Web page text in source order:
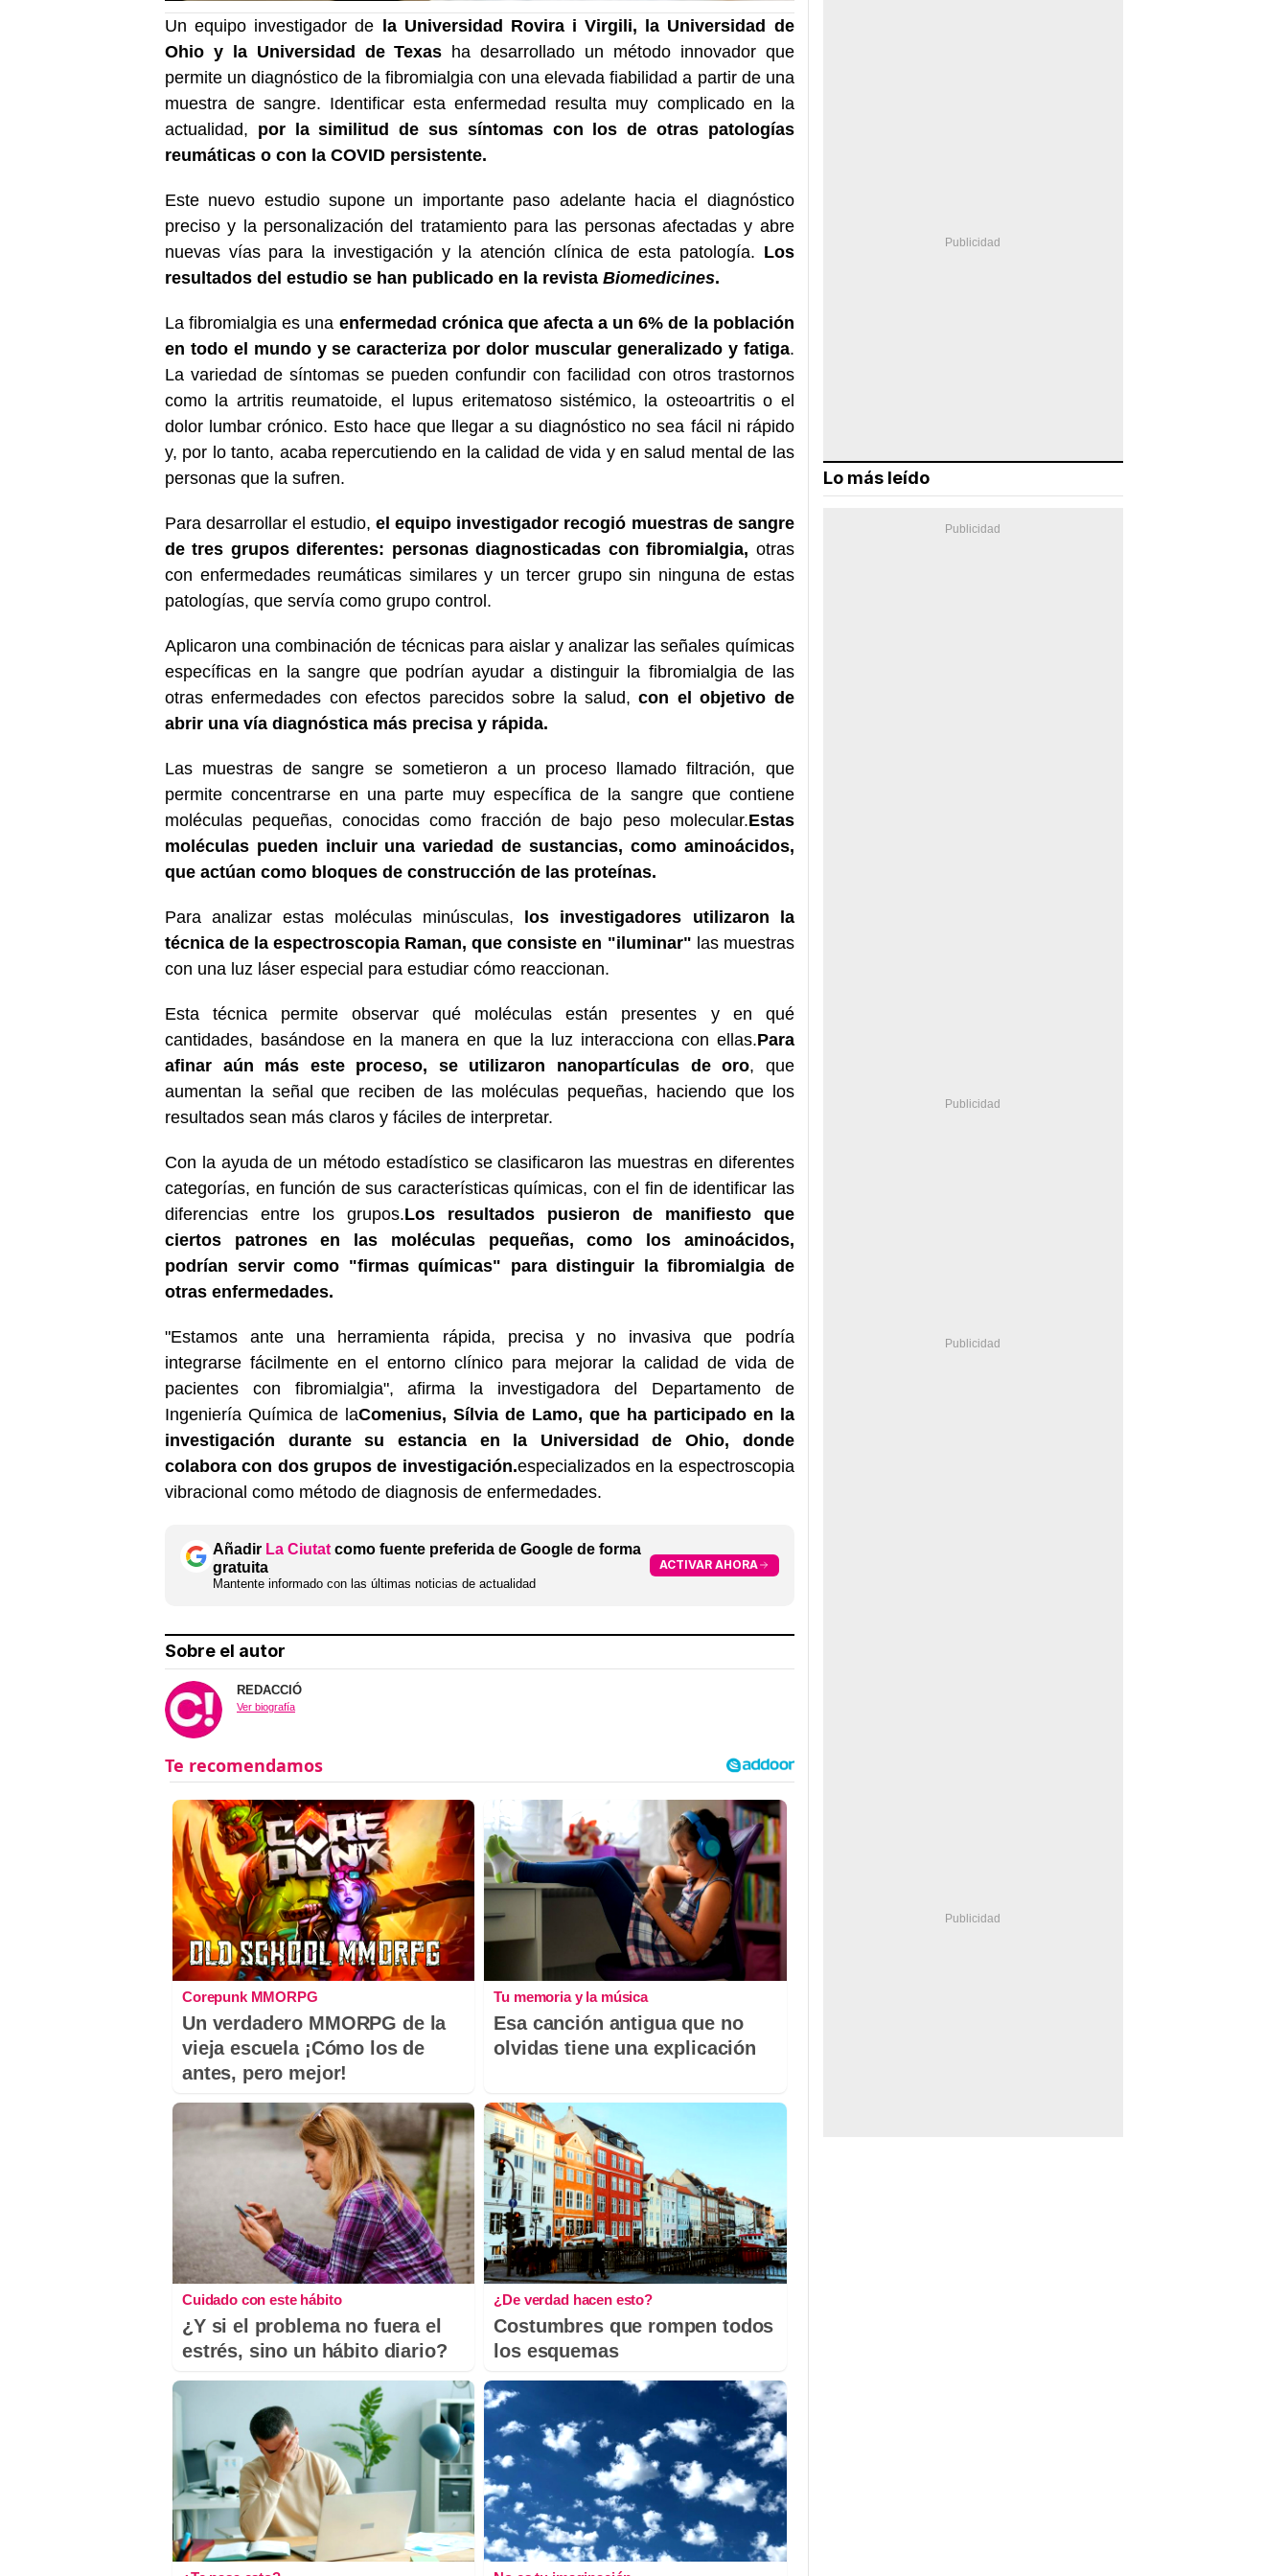
Un equipo investigador de la Universidad Rovira i Virgili, la Universidad de
Ohio y la Universidad de Texas ha desarrollado un método innovador que
permite un diagnóstico de la fibromialgia con una elevada fiabilidad a partir de una
muestra de sangre. Identificar esta enfermedad resulta muy complicado en la
actualidad, por la similitud de sus síntomas con los de otras patologías
reumáticas o con la COVID persistente.
Este nuevo estudio supone un importante paso adelante hacia el diagnóstico
preciso y la personalización del tratamiento para las personas afectadas y abre
nuevas vías para la investigación y la atención clínica de esta patología. Los
resultados del estudio se han publicado en la revista Biomedicines.
La fibromialgia es una enfermedad crónica que afecta a un 6% de la población
en todo el mundo y se caracteriza por dolor muscular generalizado y fatiga.
La variedad de síntomas se pueden confundir con facilidad con otros trastornos
como la artritis reumatoide, el lupus eritematoso sistémico, la osteoartritis o el
dolor lumbar crónico. Esto hace que llegar a su diagnóstico no sea fácil ni rápido
y, por lo tanto, acaba repercutiendo en la calidad de vida y en salud mental de las
personas que la sufren.
Para desarrollar el estudio,el equipo investigador recogió muestras de sangre
de tres grupos diferentes: personas diagnosticadas con fibromialgia, otras
con enfermedades reumáticas similares y un tercer grupo sin ninguna de estas
patologías, que servía como grupo control.
Aplicaron una combinación de técnicas para aislar y analizar las señales químicas
específicas en la sangre que podrían ayudar a distinguir la fibromialgia de las
otras enfermedades con efectos parecidos sobre la salud,con el objetivo de
abrir una vía diagnóstica más precisa y rápida.
Las muestras de sangre se sometieron a un proceso llamado filtración, que
permite concentrarse en una parte muy específica de la sangre que contiene
moléculas pequeñas, conocidas como fracción de bajo peso molecular.Estas
moléculas pueden incluir una variedad de sustancias, como aminoácidos,
que actúan como bloques de construcción de las proteínas.
Para analizar estas moléculas minúsculas, los investigadores utilizaron la
técnica de la espectroscopia Raman, que consiste en "iluminar" las muestras
con una luz láser especial para estudiar cómo reaccionan.
Esta técnica permite observar qué moléculas están presentes y en qué
cantidades, basándose en la manera en que la luz interacciona con ellas.Para
afinar aún más este proceso, se utilizaron nanopartículas de oro, que
aumentan la señal que reciben de las moléculas pequeñas, haciendo que los
resultados sean más claros y fáciles de interpretar.
Con la ayuda de un método estadístico se clasificaron las muestras en diferentes
categorías, en función de sus características químicas, con el fin de identificar las
diferencias entre los grupos.Los resultados pusieron de manifiesto que
ciertos patrones en las moléculas pequeñas, como los aminoácidos,
podrían servir como "firmas químicas" para distinguir la fibromialgia de
otras enfermedades.
"Estamos ante una herramienta rápida, precisa y no invasiva que podría
integrarse fácilmente en el entorno clínico para mejorar la calidad de vida de
pacientes con fibromialgia", afirma la investigadora del Departamento de
Ingeniería Química de laComenius, Sílvia de Lamo, que ha participado en la
investigación durante su estancia en la Universidad de Ohio, donde
colabora con dos grupos de investigación.especializados en la espectroscopia
vibracional como método de diagnosis de enfermedades.
Añadir La Ciutat como fuente preferida de Google de forma
gratuita
Mantente informado con las últimas noticias de actualidad
ACTIVAR AHORA
Sobre el autor
REDACCIÓ
Ver biografía
Corepunk MMORPG
Un verdadero MMORPG de la
vieja escuela ¡Cómo los de
antes, pero mejor!
Tu memoria y la música
Esa canción antigua que no
olvidas tiene una explicación
Cuidado con este hábito
¿Y si el problema no fuera el
estrés, sino un hábito diario?
¿De verdad hacen esto?
Costumbres que rompen todos
los esquemas
Lo más leído